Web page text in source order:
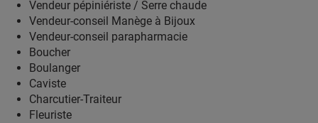
Vendeur pépiniériste / Serre chaude
Vendeur-conseil Manège à Bijoux
Vendeur-conseil parapharmacie
Boucher
Boulanger
Caviste
Charcutier-Traiteur
Fleuriste